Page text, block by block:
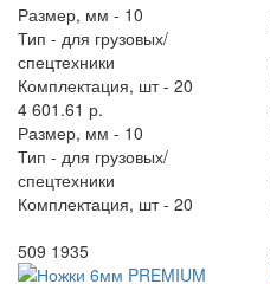
Размер, мм - 10
Тип - для грузовых/
спецтехники
Комплектация, шт - 20
4 601.61 р.
Размер, мм - 10
Тип - для грузовых/
спецтехники
Комплектация, шт - 20
509 1935